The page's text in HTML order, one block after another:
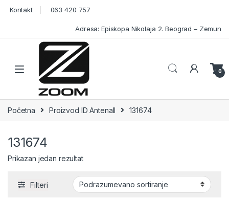
Skip to navigation
Skip to content
Kontakt 063 420 757
Adresa: Episkopa Nikolaja 2. Beograd – Zemun
Open 0
Početna Proizvod ID Antenall 131674
131674
Prikazan jedan rezultat
Filteri